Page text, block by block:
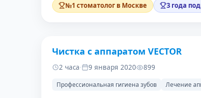
№1 стоматолог в Москве 3 года
ДО
Чистка с аппаратом VECTOR
2 часа· 9 января 2020 899
Профессиональная гигиена зубов Лечение